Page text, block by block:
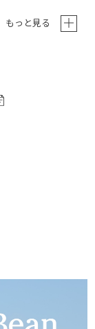
もっと見る